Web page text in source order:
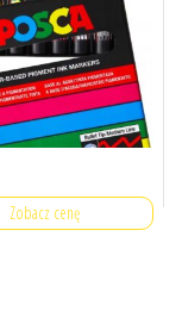
Zobacz cenę